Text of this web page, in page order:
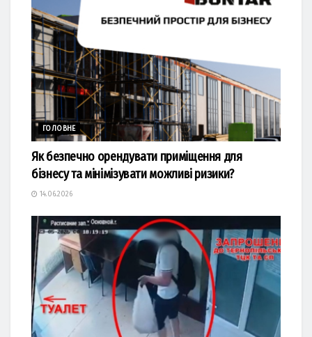
ГОЛОВНЕ
Як безпечно орендувати приміщення для
бізнесу та мінімізувати можливі ризики?
14.06.2026